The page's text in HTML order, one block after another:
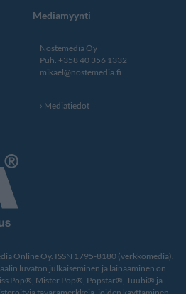
Mediamyynti
Nostemedia Oy
Puh. +358 40 356 1332
mikael@nostemedia.fi
Mediatiedot
Online Oy. ISSN 1795-8180 (verkkomedia).
luvaton julkaiseminen ja lainaaminen on
Pop®, Mister Pop®, Popstar®, Tuubi® ja